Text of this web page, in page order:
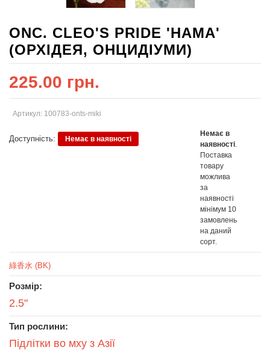
ONC. CLEO'S PRIDE 'HAMA'
(ОРХІДЕЯ, ОНЦИДІУМИ)
225.00 грн.
Артикул: 100783-onts-miki
Доступність: Немає в наявності
Немає в
наявності
Поставка
товару
можлива
за
наявності
мінімум 10
замовлень
на даний
сорт.
綠香水 (BK)
Розмір:
2.5"
Тип рослини:
Підлітки во мху з Азії